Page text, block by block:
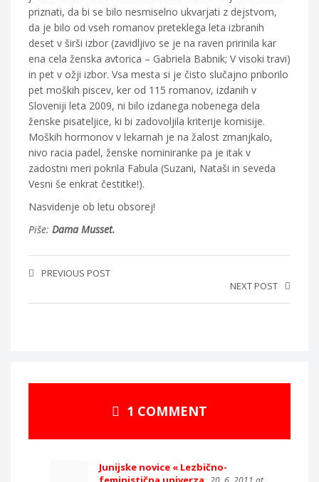
priznati, da bi se bilo nesmiselno ukvarjati z dejstvom,
da je bilo od vseh romanov preteklega leta izbranih
deset v širši izbor (zavidljivo se je na raven pririnila kar
ena cela ženska avtorica – Gabriela Babnik; V visoki travi)
in pet v ožji izbor. Vsa mesta si je čisto slučajno priborilo
pet moških piscev, ker od 115 romanov, izdanih v
Sloveniji leta 2009, ni bilo izdanega nobenega dela
ženske pisateljice, ki bi zadovoljila kriterije komisije.
Moških hormonov v lekarnah je na žalost zmanjkalo,
nivo racia padel, ženske nominiranke pa je itak v
zadostni meri pokrila Fabula (Suzani, Nataši in seveda
Vesni še enkrat čestitke!).
Nasvidenje ob letu obsorej!
Piše: Dama Musset.
PREVIOUS POST
NEXT POST
1 COMMENT
Junijske novice « Lezbično-